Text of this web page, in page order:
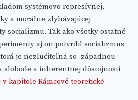
systémovo represívnej,
a morálne zlyhávajúcej
socializmu. Tak ako všetky ostatné
aj on potvrdil socializmus
je nezlučiteľná so západnou
slobode a inherentnej dôstojnosti
v kapitole Rámcové teoretické